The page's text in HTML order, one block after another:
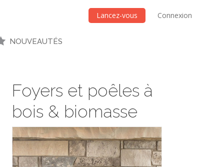
Lancez-vous Connexion
NOUVEAUTÉS
Foyers et poêles à
bois & biomasse